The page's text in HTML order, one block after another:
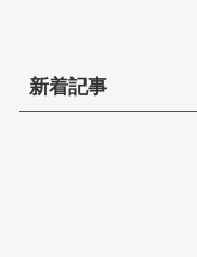
新着記事